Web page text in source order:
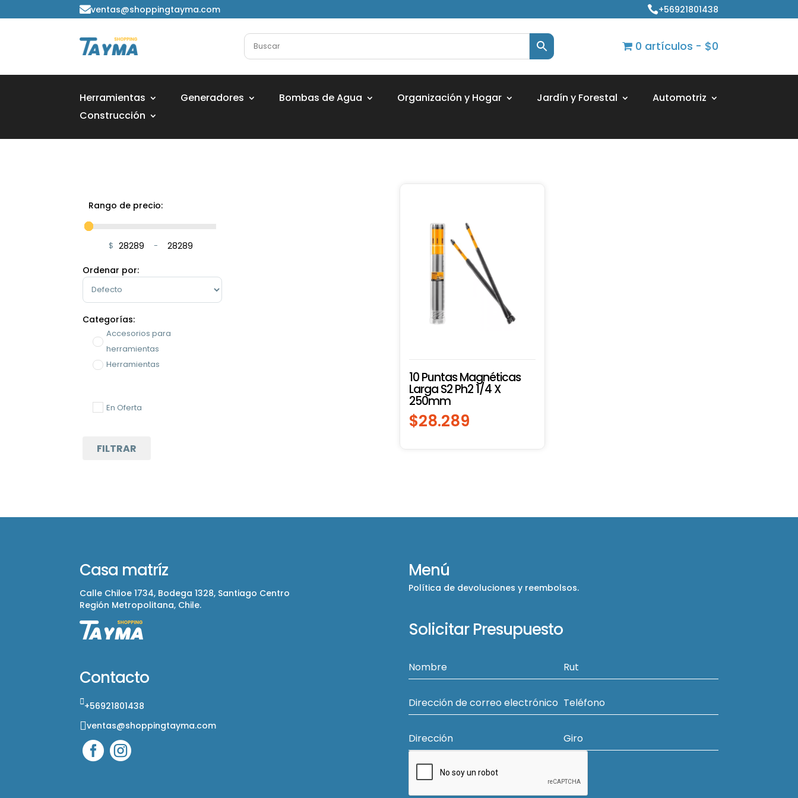
ventas@shoppingtayma.com +56921801438
0 artículos $0
Herramientas Generadores Bombas de Agua Organización y Hogar Jardín y Forestal
Automotriz
Construcción
Rango de precio:
$ Minimum Price
-
Maximum Price
Ordenar por:
Sort Products
Categorías:
Accesorios para
herramientas
Herramientas
En Oferta
FILTRAR
10 Puntas Magnéticas
Larga S2 Ph2 1/4 X
250mm
$28.289
Casa matríz
Calle Chiloe 1734, Bodega 1328, Santiago Centro
Región Metropolitana, Chile.
Contacto
+56921801438
ventas@shoppingtayma.com
 
Menú
Política de devoluciones y reembolsos.
Solicitar Presupuesto
Nombre Rut
Dirección de correo electrónico Teléfono
Dirección Giro